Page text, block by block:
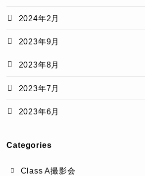
2024年2月
2023年9月
2023年8月
2023年7月
2023年6月
Categories
Class A撮影会